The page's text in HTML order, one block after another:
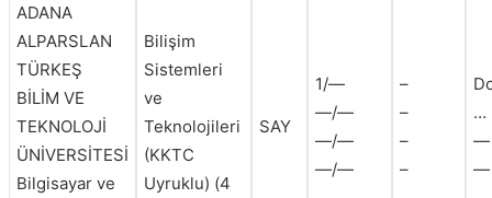
ADANA
ALPARSLAN
TÜRKEŞ
BİLİM VE
TEKNOLOJİ
ÜNİVERSİTESİ
Bilgisayar ve
Bilişim
Sistemleri
ve
Teknolojileri
(KKTC
Uyruklu) (4
SAY
1/—
—/—
—/—
—/—
–
–
–
–
…
—
—